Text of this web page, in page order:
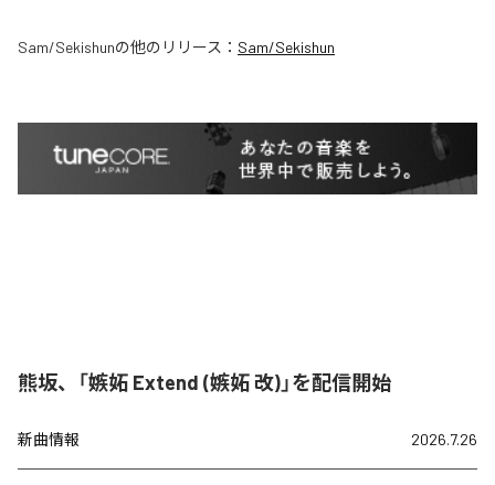
Sam/Sekishunの他のリリース： Sam/Sekishun
熊坂、「嫉妬 Extend (嫉妬 改)」を配信開始
新曲情報 2026.7.26